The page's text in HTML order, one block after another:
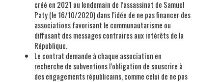
créé en 2021 au lendemain de l’assassinat de Samuel
Paty (le 16/10/2020) dans l’idée de ne pas financer des
associations favorisant le communautarisme ou
diffusant des messages contraires aux intérêts de la
République.
Le contrat demande à chaque association en
recherche de subventions l’obligation de souscrire à
des engagements républicains, comme celui de ne pas